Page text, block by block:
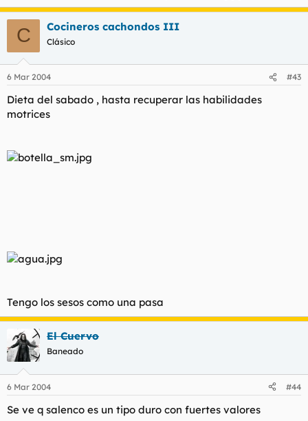
C Cocineros cachondos III
Clásico
6 Mar 2004 #43
Dieta del sabado , hasta recuperar las habilidades
motrices
Tengo los sesos como una pasa
El Cuervo
Baneado
6 Mar 2004 #44
Se ve q salenco es un tipo duro con fuertes valores